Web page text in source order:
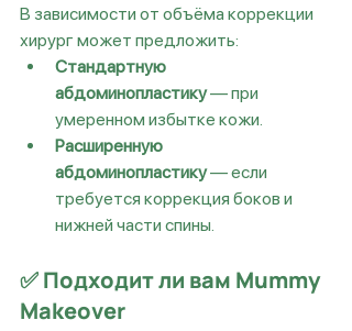
В зависимости от объёма коррекции
хирург может предложить:
Стандартную
абдоминопластику — при
умеренном избытке кожи.
Расширенную
абдоминопластику — если
требуется коррекция боков и
нижней части спины.
✅ Подходит ли вам Mummy
Makeover